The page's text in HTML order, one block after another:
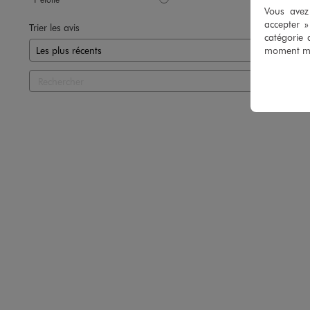
Trier les avis
Vous
accepter
catégorie
moment